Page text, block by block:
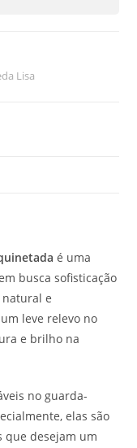
Lisa
é uma
busca sofisticação
e
leve relevo no
e brilho na
no guarda-
elas são
que desejam um